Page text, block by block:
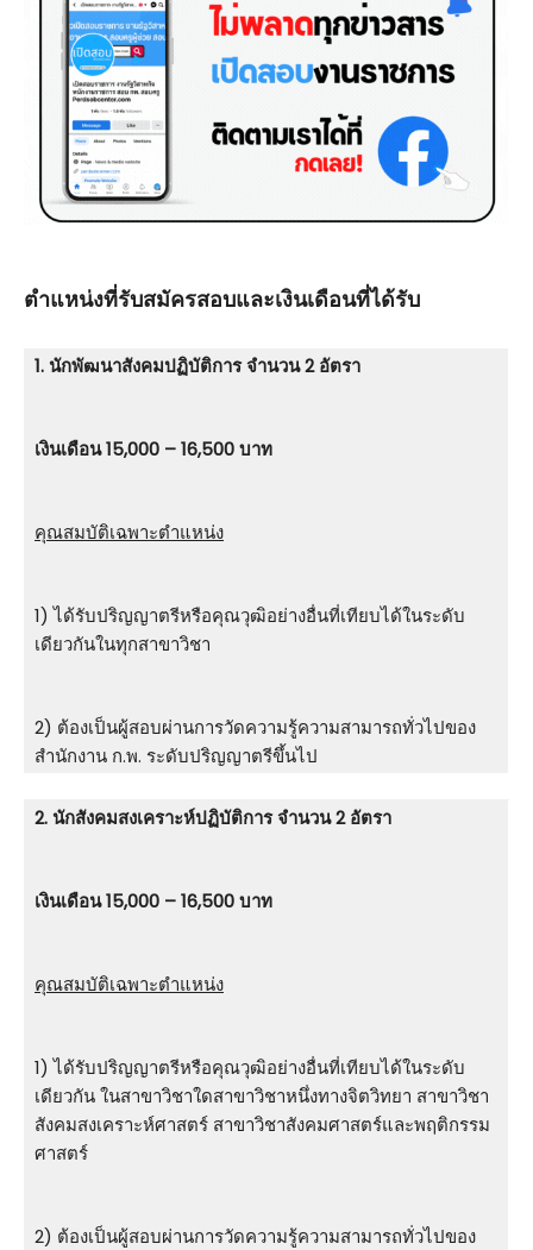
ตําแหน่งที่รับสมัครสอบและเงินเดือนที่ได้รับ
1. นักพัฒนาสังคมปฏิบัติการ จำนวน 2 อัตรา
เงินเดือน 15,000 – 16,500 บาท
คุณสมบัติเฉพาะตำแหน่ง
1) ได้รับปริญญาตรีหรือคุณวุฒิอย่างอื่นที่เทียบได้ในระดับ
เดียวกันในทุกสาขาวิชา
2) ต้องเป็นผู้สอบผ่านการวัดความรู้ความสามารถทั่วไปของ
สำนักงาน ก.พ. ระดับปริญญาตรีขึ้นไป
2. นักสังคมสงเคราะห์ปฏิบัติการ จำนวน 2 อัตรา
เงินเดือน 15,000 – 16,500 บาท
คุณสมบัติเฉพาะตำแหน่ง
1) ได้รับปริญญาตรีหรือคุณวุฒิอย่างอื่นที่เทียบได้ในระดับ
เดียวกัน ในสาขาวิชาใดสาขาวิชาหนึ่งทางจิตวิทยา สาขาวิชา
สังคมสงเคราะห์ศาสตร์ สาขาวิชาสังคมศาสตร์และพฤติกรรม
ศาสตร์
2) ต้องเป็นผู้สอบผ่านการวัดความรู้ความสามารถทั่วไปของ